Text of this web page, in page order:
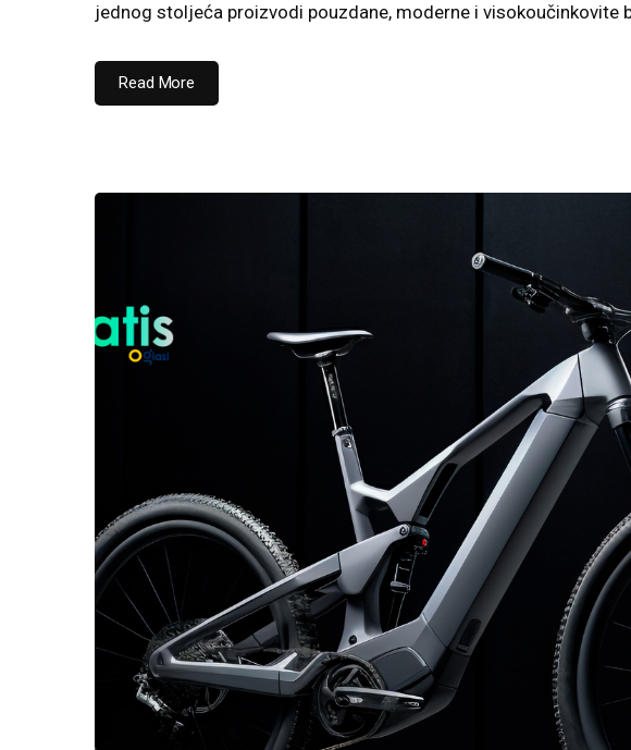
jednog stoljeća proizvodi pouzdane, moderne i visokoučinkovite
Read More